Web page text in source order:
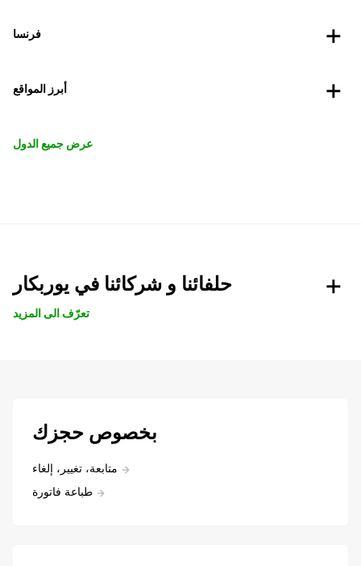
فرنسا
أبرز المواقع
عرض جميع الدول
حلفائنا و شركائنا في يوربكار
تعرّف الى المزيد
بخصوص حجزك
متابعة، تغيير، إلغاء
طباعة فاتورة